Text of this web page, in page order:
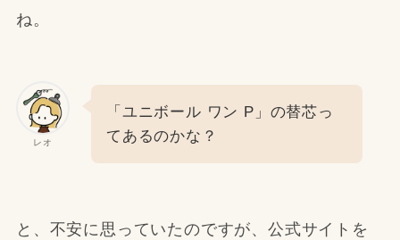
ね。
レオ
「ユニボール ワン P」の替芯っ
てあるのかな？
と、不安に思っていたのですが、公式サイトを